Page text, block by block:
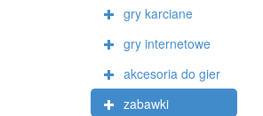
gry karciane
gry internetowe
akcesoria do gier
zabawki